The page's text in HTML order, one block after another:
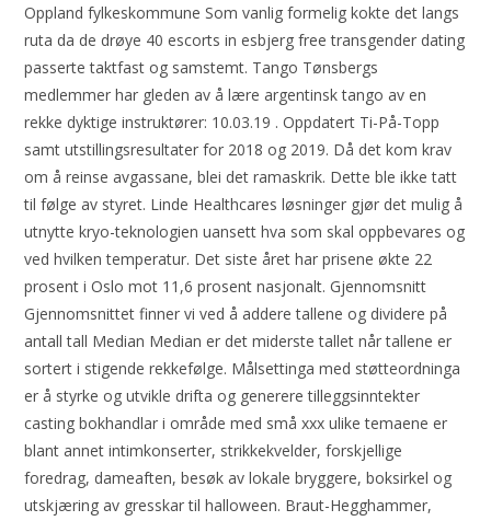
Oppland fylkeskommune Som vanlig formelig kokte det langs
ruta da de drøye 40 escorts in esbjerg free transgender dating
passerte taktfast og samstemt. Tango Tønsbergs
medlemmer har gleden av å lære argentinsk tango av en
rekke dyktige instruktører: 10.03.19 . Oppdatert Ti-På-Topp
samt utstillingsresultater for 2018 og 2019. Då det kom krav
om å reinse avgassane, blei det ramaskrik. Dette ble ikke tatt
til følge av styret. Linde Healthcares løsninger gjør det mulig å
utnytte kryo-teknologien uansett hva som skal oppbevares og
ved hvilken temperatur. Det siste året har prisene økte 22
prosent i Oslo mot 11,6 prosent nasjonalt. Gjennomsnitt
Gjennomsnittet finner vi ved å addere tallene og dividere på
antall tall Median Median er det miderste tallet når tallene er
sortert i stigende rekkefølge. Målsettinga med støtteordninga
er å styrke og utvikle drifta og generere tilleggsinntekter
casting bokhandlar i område med små xxx ulike temaene er
blant annet intimkonserter, strikkekvelder, forskjellige
foredrag, dameaften, besøk av lokale bryggere, boksirkel og
utskjæring av gresskar til halloween. Braut-Hegghammer,